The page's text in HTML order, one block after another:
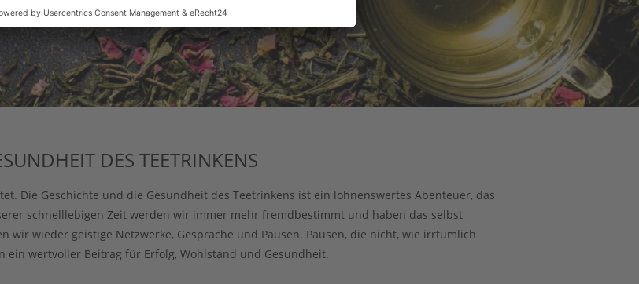
DES TEETRINKENS
Die Geschichte und die Gesundheit des Teetrinkens ist ein lohnenswertes Abenteuer, das
schnelllebigen Zeit werden wir immer mehr fremdbestimmt und haben das selbst
wir wieder geistige Netzwerke, Gespräche und Pausen. Pausen, die nicht, wie irrtümlich
ein wertvoller Beitrag für Erfolg, Wohlstand und Gesundheit.